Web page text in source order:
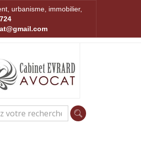
urbanisme, immobilier,